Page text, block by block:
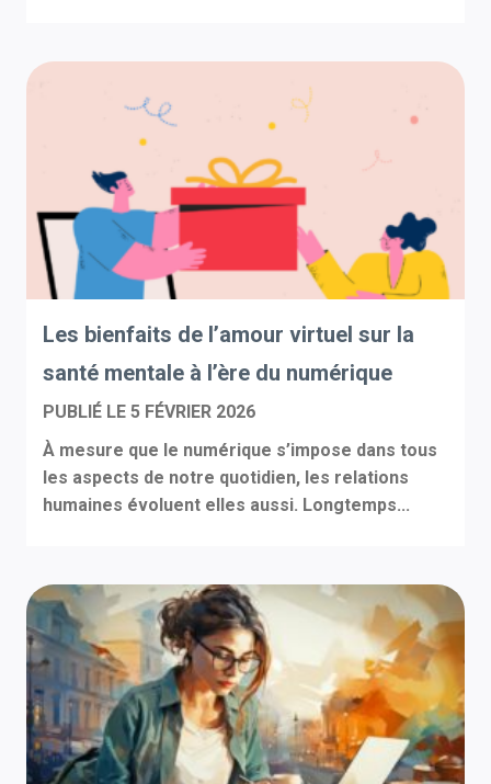
Les bienfaits de l’amour virtuel sur la
santé mentale à l’ère du numérique
PUBLIÉ LE 5 FÉVRIER 2026
À mesure que le numérique s’impose dans tous
les aspects de notre quotidien, les relations
humaines évoluent elles aussi. Longtemps...